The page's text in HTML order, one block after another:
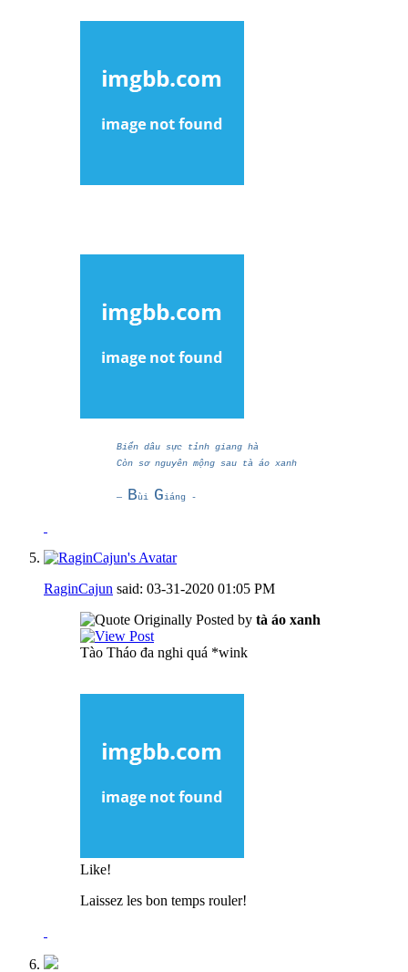
Biển dâu sực tỉnh giang hà
Còn sơ nguyên mộng sau tà áo xanh
― Bùi Giáng -
RaginCajun said: 03-31-2020 01:05 PM
Originally Posted by tà áo xanh
Tào Tháo đa nghi quá *wink
Like!
Laissez les bon temps rouler!